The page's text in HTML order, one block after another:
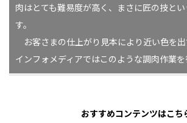
肉はとても難易度が高く、まさに匠の技と
す。
お客さまの仕上がり見本により近い色を
インフォメディアではこのような調肉作業を
おすすめコンテンツはこち